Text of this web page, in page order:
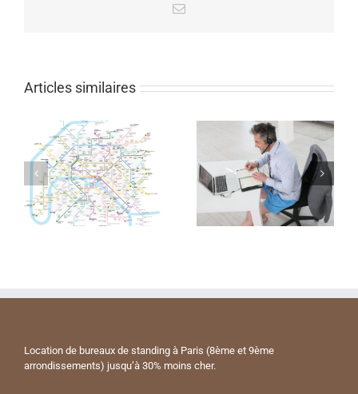
Email
Articles similaires
Location de bureaux de standing à Paris (8ème et 9ème
arrondissements) jusqu’à 30% moins cher.